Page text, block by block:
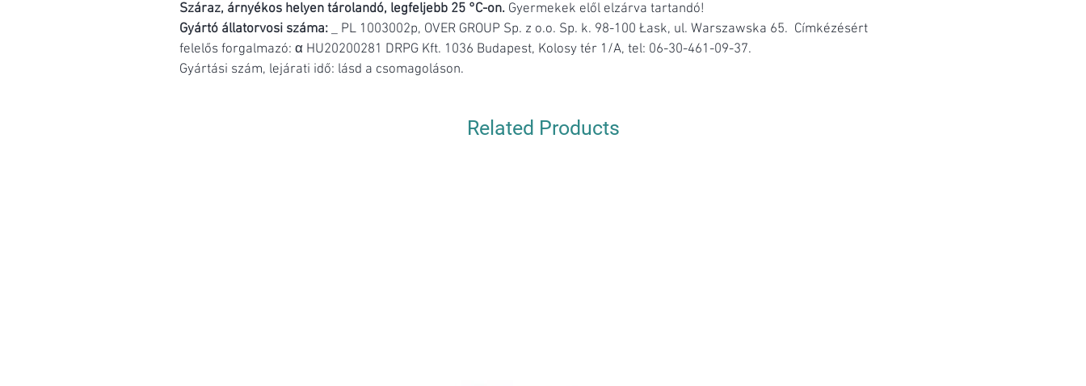
Száraz, árnyékos helyen tárolandó, legfeljebb 25 °C-on. Gyermekek elől elzárva tartandó!
Gyártó állatorvosi száma: _ PL 1003002p, OVER GROUP Sp. z o.o. Sp. k. 98-100 Łask, ul. Warszawska 65. Címkézésért
felelős forgalmazó: α HU20200281 DRPG Kft. 1036 Budapest, Kolosy tér 1/A, tel: 06-30-461-09-37.
Gyártási szám, lejárati idő: lásd a csomagoláson.
Related Products